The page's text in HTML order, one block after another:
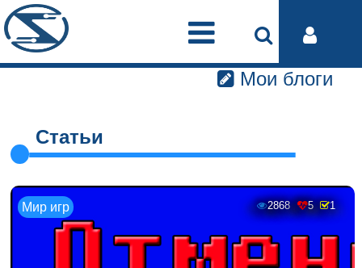
Мои блоги
Статьи
Мир игр 2868 5 1